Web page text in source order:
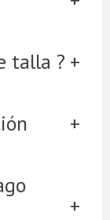
talla ?